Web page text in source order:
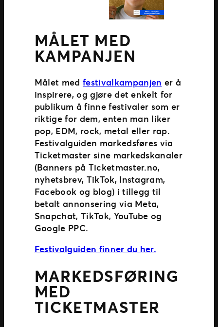
MÅLET MED
KAMPANJEN
Målet med festivalkampanjen er å
inspirere, og gjøre det enkelt for
publikum å finne festivaler som er
riktige for dem, enten man liker
pop, EDM, rock, metal eller rap.
Festivalguiden markedsføres via
Ticketmaster sine markedskanaler
(Banners på Ticketmaster.no,
nyhetsbrev, TikTok, Instagram,
Facebook og blog) i tillegg til
betalt annonsering via Meta,
Snapchat, TikTok, YouTube og
Google PPC.
Festivalguiden finner du her.
MARKEDSFØRING
MED
TICKETMASTER